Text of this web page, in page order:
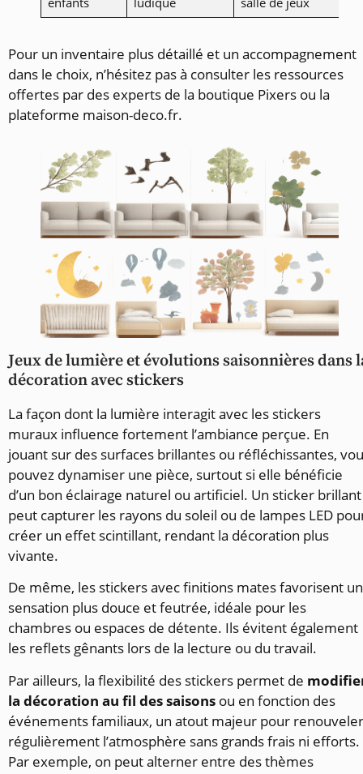
Pour un inventaire plus détaillé et un accompagnement
dans le choix, n’hésitez pas à consulter les ressources
offertes par des experts de la boutique Pixers ou la
plateforme maison-deco.fr.
Jeux de lumière et évolutions saisonnières dans
décoration avec stickers
La façon dont la lumière interagit avec les stickers
muraux influence fortement l’ambiance perçue. En
jouant sur des surfaces brillantes ou réfléchissantes,
pouvez dynamiser une pièce, surtout si elle bénéficie
d’un bon éclairage naturel ou artificiel. Un sticker brillant
peut capturer les rayons du soleil ou de lampes LED
créer un effet scintillant, rendant la décoration plus
vivante.
De même, les stickers avec finitions mates favorisent
sensation plus douce et feutrée, idéale pour les
chambres ou espaces de détente. Ils évitent également
les reflets gênants lors de la lecture ou du travail.
Par ailleurs, la flexibilité des stickers permet de
la décoration au fil des saisons ou en fonction des
événements familiaux, un atout majeur pour renouveler
régulièrement l’atmosphère sans grands frais ni efforts.
Par exemple, on peut alterner entre des thèmes